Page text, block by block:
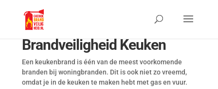
Brandveiligheid Keuken
Een keukenbrand is één van de meest voorkomende
branden bij woningbranden. Dit is ook niet zo vreemd,
omdat je in de keuken te maken hebt met gas en vuur.